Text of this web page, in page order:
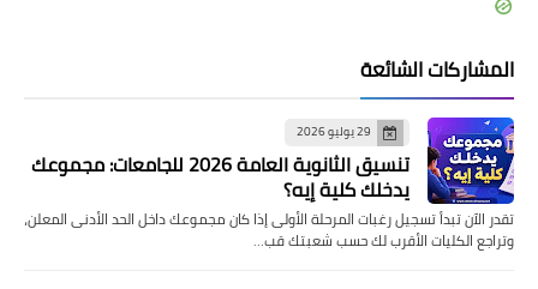
المشاركات الشائعة
29 يوليو 2026
تنسيق الثانوية العامة 2026 للجامعات: مجموعك
يدخلك كلية إيه؟
تقدر الآن تبدأ تسجيل رغبات المرحلة الأولى إذا كان مجموعك داخل الحد الأدنى المعلن،
وتراجع الكليات الأقرب لك حسب شعبتك قب…